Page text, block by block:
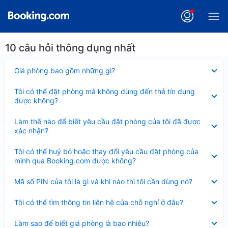
10 câu hỏi thông dụng nhất
Giá phòng bao gồm những gì?
thu
Tôi có thể đặt phòng mà không dùng đến thẻ tín dụng
được không?
thu
gọn
Làm thế nào để biết yêu cầu đặt phòng của tôi đã được
xác nhận?
thu
gọn
Tôi có thể huỷ bỏ hoặc thay đổi yêu cầu đặt phòng của
mình qua Booking.com được không?
thu
gọn
Mã số PIN của tôi là gì và khi nào thì tôi cần dùng nó?
thu
Tôi có thể tìm thông tin liên hệ của chỗ nghỉ ở đâu?
thu
Làm sao để biết giá phòng là bao nhiêu?
thu